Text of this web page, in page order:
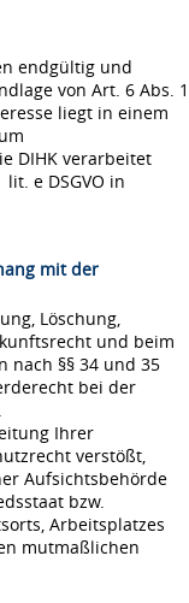
endgültig und
von Art. 6 Abs. 1
liegt in einem
DIHK verarbeitet
e DSGVO in
mit der
Löschung,
und beim
nach §§ 34 und 35
bei der
Ihrer
verstößt,
Aufsichtsbehörde
bzw.
Arbeitsplatzes
mutmaßlichen